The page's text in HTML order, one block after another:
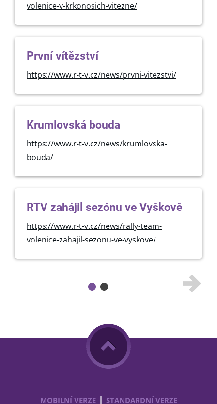
volenice-v-krkonosich-vitezne/
První vítězství
https://www.r-t-v.cz/news/prvni-vitezstvi/
Krumlovská bouda
https://www.r-t-v.cz/news/krumlovska-
bouda/
RTV zahájil sezónu ve Vyškově
https://www.r-t-v.cz/news/rally-team-
volenice-zahajil-sezonu-ve-vyskove/
MOBILNÍ VERZE | STANDARDNÍ VERZE